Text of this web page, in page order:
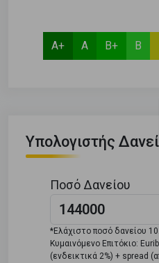
Α+ Α Β+ Β
Υπολογιστής
Ποσό Δανείου
*Ελάχιστο ποσό δανείου
Κυμαινόμενο Επιτόκιο:
(ενδεικτικά 2%) + spread